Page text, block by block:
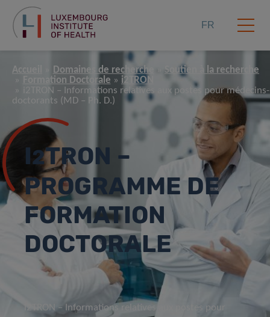
FR
Accueil Domaines de recherche
Soutien à la recherche
Formation Doctorale
i2TRON
i2TRON – Informations relatives aux postes pour médecins-
doctorants (MD – Ph. D.)
I2TRON –
PROGRAMME DE
FORMATION
DOCTORALE
i2TRON – Informations relatives aux postes pour